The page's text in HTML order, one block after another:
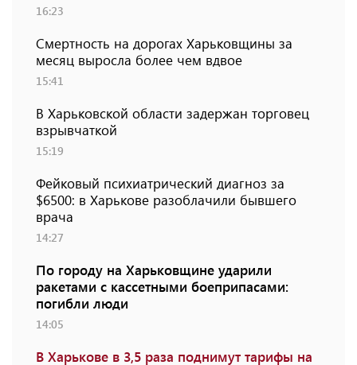
16:23
Смертность на дорогах Харьковщины за
месяц выросла более чем вдвое
15:41
В Харьковской области задержан торговец
взрывчаткой
15:19
Фейковый психиатрический диагноз за
$6500: в Харькове разоблачили бывшего
врача
14:27
По городу на Харьковщине ударили
ракетами с кассетными боеприпасами:
погибли люди
14:05
В Харькове в 3,5 раза поднимут тарифы на